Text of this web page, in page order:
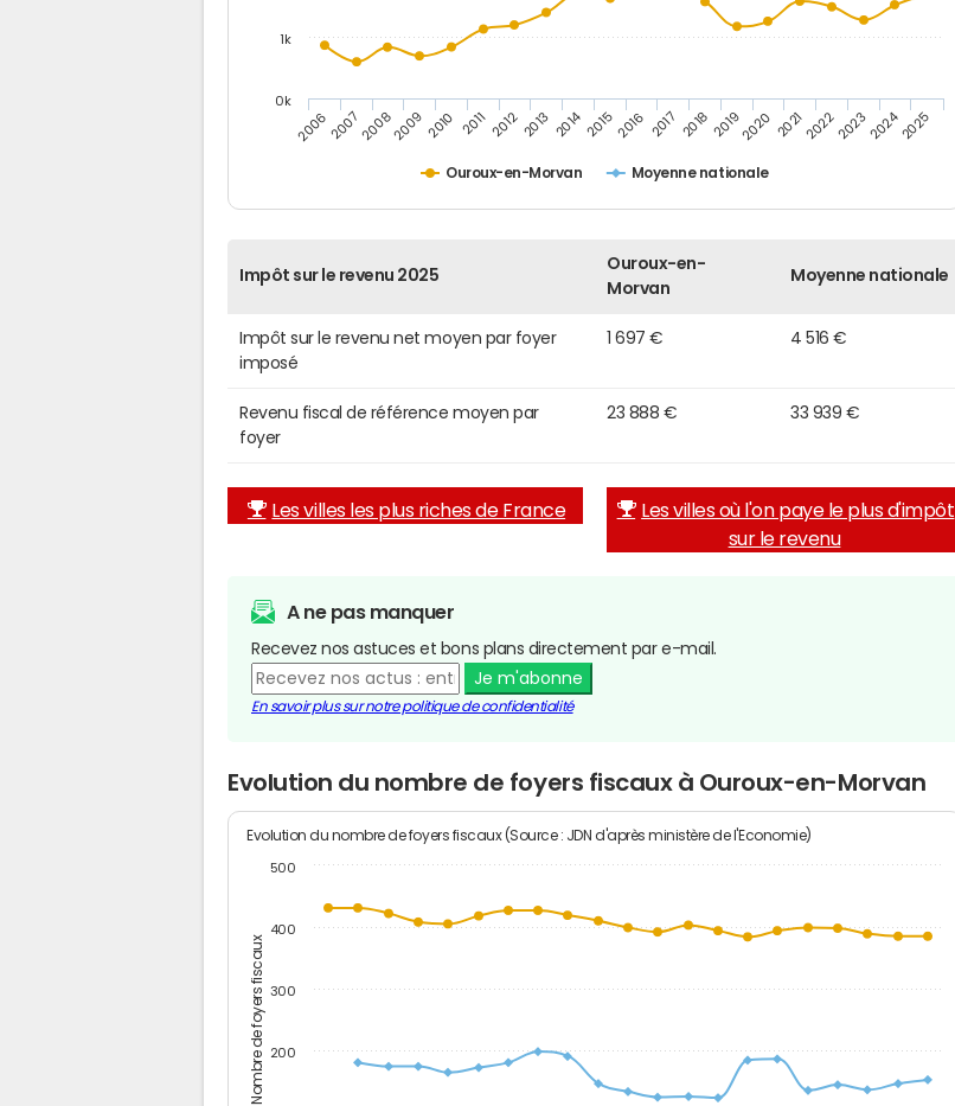
Ouroux-en-Morvan Moyenne nationale
20062007200820092010 2011 20122013 201420152016 2017 201820192020 20212022202320242025
0k
1k
Impôt sur le revenu 2025
Ouroux-en-
Morvan
Moyenne nationale
Impôt sur le revenu net moyen par foyer
imposé
1 697 € 4 516 €
Revenu fiscal de référence moyen par
foyer
23 888 € 33 939 €
Les villes les plus riches de France
Les villes où l'on paye le plus d'impôt
sur le revenu
A ne pas manquer
Recevez nos astuces et bons plans directement par e-mail.
Je m'abonne
En savoir plus sur notre politique de confidentialité
Evolution du nombre de foyers fiscaux à Ouroux-en-Morvan
Nombre de foyers fiscaux
Evolution du nombre de foyers fiscaux (Source : JDN d'après ministère de l'Economie)
200
300
400
500